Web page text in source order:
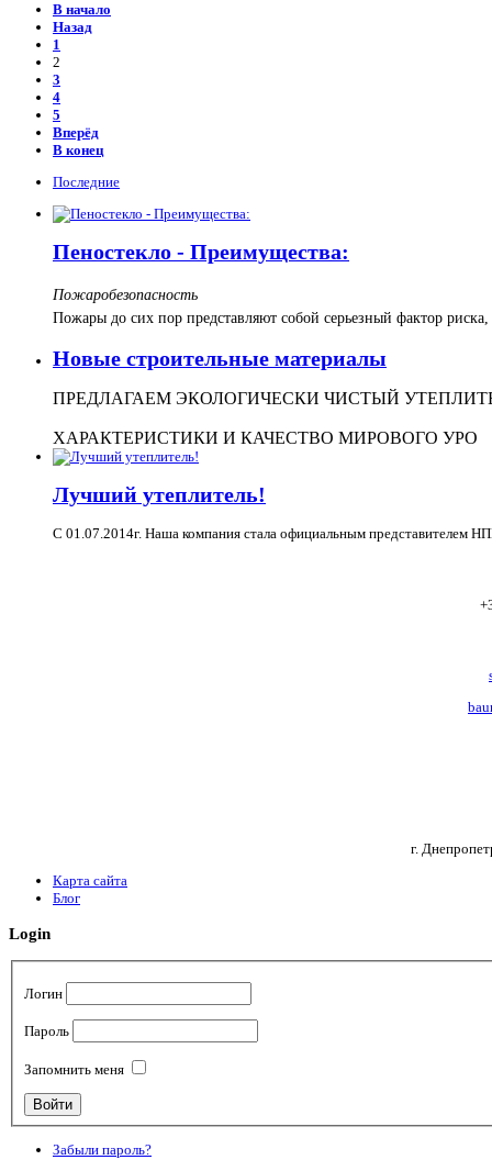
В начало
Назад
1
2
3
4
5
Вперёд
В конец
Последние
Пеностекло - Преимущества:
Пожаробезопасность
Пожары до сих пор представляют собой серьезный фактор
Новые строительные материалы
ПРЕДЛАГАЕМ ЭКОЛОГИЧЕСКИ ЧИСТЫЙ
ХАРАКТЕРИСТИКИ И КАЧЕСТВО МИРОВОГО УРО
Лучший утеплитель!
С 01.07.2014г. Наша компания стала официальным представителем
г.
Карта сайта
Блог
Login
Логин
Пароль
Запомнить меня
Забыли пароль?